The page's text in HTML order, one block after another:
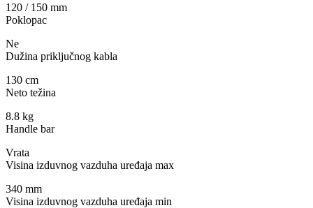
120 / 150 mm
Poklopac
Ne
Dužina priključnog kabla
130 cm
Neto težina
8.8 kg
Handle bar
Vrata
Visina izduvnog vazduha uređaja max
340 mm
Visina izduvnog vazduha uređaja min